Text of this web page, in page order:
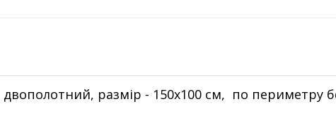
размір - 150х100 см, по периметру